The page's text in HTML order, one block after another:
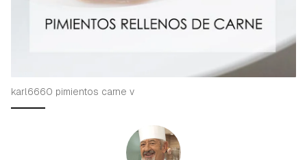
karl6660 pimientos carne v